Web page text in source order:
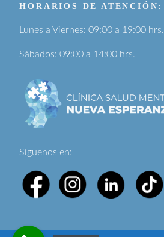
HORARIOS DE ATENCIÓN:
Lunes a Viernes: 09:00 a 19:00 hrs.
Sábados: 09:00 a 14:00 hrs.
Síguenos en: